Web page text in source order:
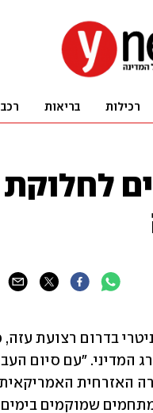
רכילות בריאות רכב
לחלוקת